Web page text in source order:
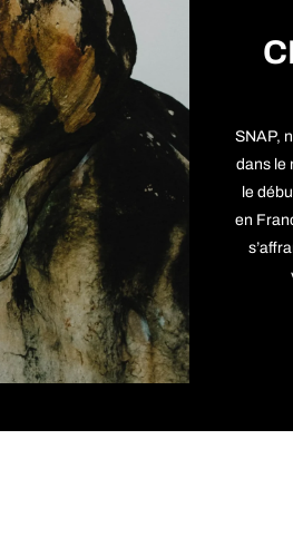
SNAP,
dans le
le
en